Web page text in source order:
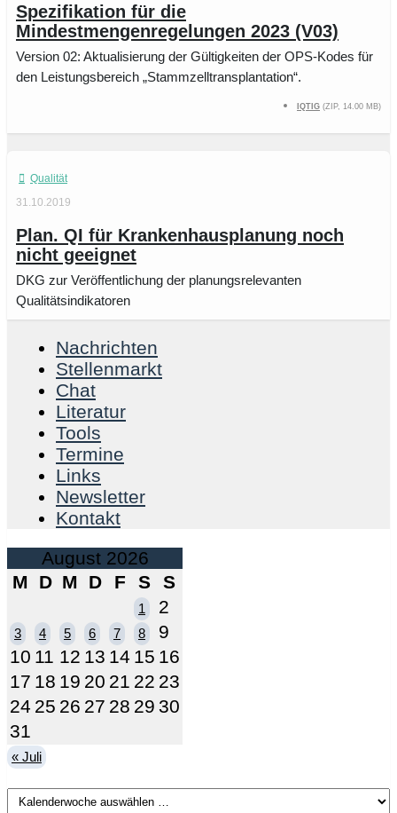
Spezifikation für die
Mindestmengenregelungen 2023 (V03)
Version 02: Aktualisierung der Gültigkeiten der OPS-Kodes für
den Leistungsbereich „Stammzelltransplantation“.
IQTIG (ZIP, 14.00 MB)
Qualität
31.10.2019
Plan. QI für Krankenhausplanung noch
nicht geeignet
DKG zur Veröffentlichung der planungsrelevanten
Qualitätsindikatoren
Nachrichten
Stellenmarkt
Chat
Literatur
Tools
Termine
Links
Newsletter
Kontakt
August 2026
M
D M D F S S
1 2
3 4 5 6 7 8
9
10 11 12 13 14 15 16
17 18 19 20 21 22 23
24 25 26 27 28 29 30
31
« Juli